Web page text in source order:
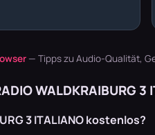
— Tipps zu Audio-Qualität,
WALDKRAIBURG 3
3 ITALIANO kostenlos?